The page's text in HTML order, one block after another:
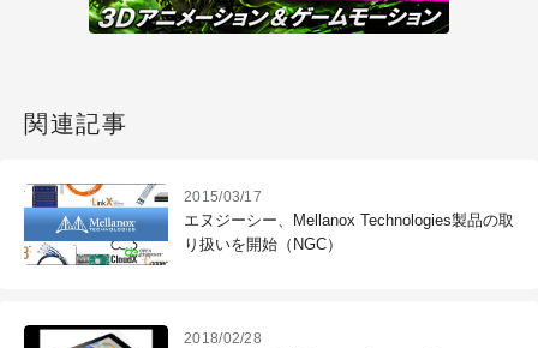
関連記事
2015/03/17
エヌジーシー、Mellanox Technologies製品の取
り扱いを開始（NGC）
2018/02/28